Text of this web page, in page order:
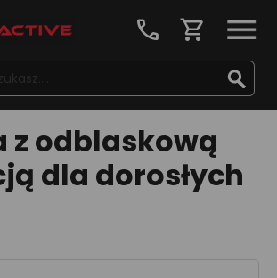
call shopping_cart
z odblaskową
dla dorosłych